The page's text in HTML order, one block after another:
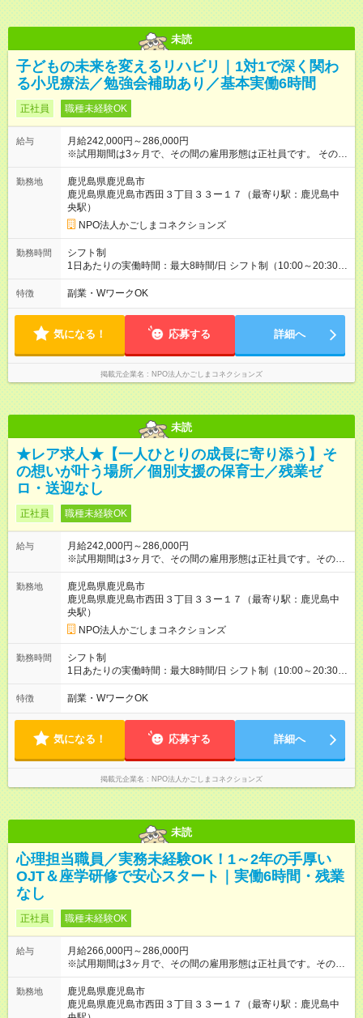
未読
子どもの未来を変えるリハビリ｜1対1で深く関わ
る小児療法／勉強会補助あり／基本実働6時間
正社員 職種未経験OK
給与
月給242,000円～286,000円
※試用期間は3ヶ月で、その間の雇用形態は正社員です。 そのほ
かの条件に変更はありません。 【試用期間】試用期間あり 試用
期間の長さ：3ヶ月 雇用形態、給与は本採用時と同じです。
勤務地
鹿児島県鹿児島市
鹿児島県鹿児島市西田３丁目３３ー１７（最寄り駅：鹿児島中
央駅）
NPO法人かごしまコネクションズ
勤務時間
シフト制
1日あたりの実働時間：最大8時間/日 シフト制（10:00～20:30の
間で実働6時間～最大8時間） ※残業時間は原則なし！ ＜シフト
例＞ 13:00～19:00（実働6時間） 14:00～20:00（実働6時間）
があります。 ※午前中の10:00～13:00は在宅可能です。
特徴 副業・WワークOK
気になる！ 応募する 詳細へ
掲載元企業名 NPO法人かごしまコネクションズ
未読
★レア求人★【一人ひとりの成長に寄り添う】そ
の想いが叶う場所／個別支援の保育士／残業ゼ
ロ・送迎なし
正社員 職種未経験OK
給与
月給242,000円～286,000円
※試用期間は3ヶ月で、その間の雇用形態は正社員です。そのほ
かの条件に変更はありません。 【試用期間】試用期間あり 試用
期間の長さ：3ヶ月 雇用形態、給与は本採用時と同じです。
勤務地
鹿児島県鹿児島市
鹿児島県鹿児島市西田３丁目３３ー１７（最寄り駅：鹿児島中
央駅）
NPO法人かごしまコネクションズ
勤務時間
シフト制
1日あたりの実働時間：最大8時間/日 シフト制（10:00～20:30の
間で実働6時間～最大8時間） ※残業時間は原則なし！ ＜シフト
例＞ 13:00～19:00（実働6時間） 14:00～20:00（実働6時間）
があります。 ※午前中の10:00～13:00は在宅可能です。
特徴 副業・WワークOK
気になる！ 応募する 詳細へ
掲載元企業名 NPO法人かごしまコネクションズ
未読
心理担当職員／実務未経験OK！1～2年の手厚い
OJT＆座学研修で安心スタート｜実働6時間・残業
なし
正社員 職種未経験OK
給与
月給266,000円～286,000円
※試用期間は3ヶ月で、その間の雇用形態は正社員です。そのほ
かの条件に変更はありません。 【試用期間】試用期間あり 試用
期間の長さ：3ヶ月 雇用形態、給与は本採用時と同じです。
勤務地
鹿児島県鹿児島市
鹿児島県鹿児島市西田３丁目３３ー１７（最寄り駅：鹿児島中